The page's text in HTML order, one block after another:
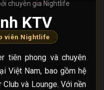
chuyên gia Nightlife
KTV
viên Nightlife
tiên phong và chuyên
Việt Nam, bao gồm hệ
Club và Lounge. Với nền